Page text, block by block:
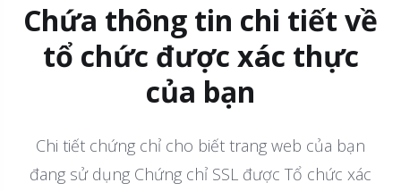
Chứa thông tin chi tiết về
tổ chức được xác thực
của bạn
Chi tiết chứng chỉ cho biết trang web của bạn
đang sử dụng Chứng chỉ SSL được Tổ chức xác